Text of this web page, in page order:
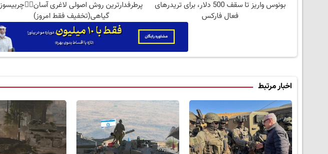
بونوس واریز تا سقف 500 دلار، برای تریدرهای
فعال فارکس
پرطرفدارترین روش اصولی لاغری آسان👈🏻چربیسوز
گیاهی(تخفیف فقط امروز)
اخبار مرتبط